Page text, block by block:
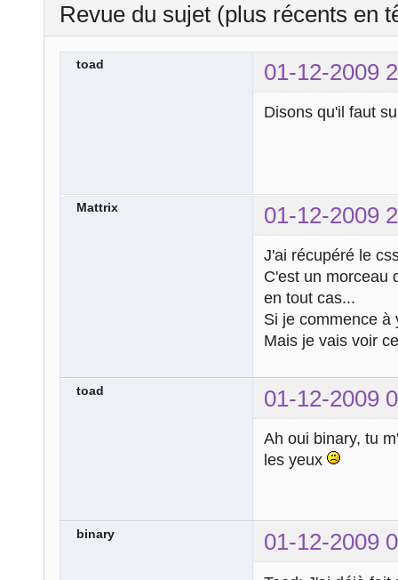
Revue du sujet (plus récents en
toad 01-12-2009
Disons qu'il faut
Mattrix 01-12-2009
J'ai récupéré le
C'est un morceau
en tout cas...
Si je commence à
Mais je vais voir
toad 01-12-2009
Ah oui binary, tu
les yeux
binary 01-12-2009